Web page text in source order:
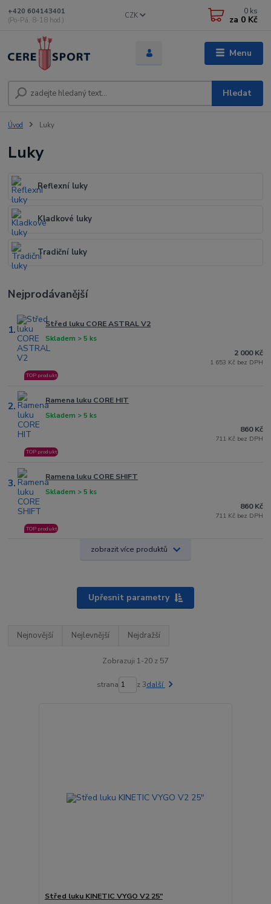
Menu
CZK
Hledat
+420 604143401
(Po-Pá, 8-18 hod.)
0 ks
za 0 Kč
Úvod Luky
Luky
Reflexní luky
Kladkové luky
Tradiční luky
Nejprodávanější
1. Střed luku CORE ASTRAL V2
Skladem > 5 ks
TOP produkt
2 000 Kč
1 653 Kč bez DPH
2. Ramena luku CORE HIT
Skladem > 5 ks
TOP produkt
860 Kč
711 Kč bez DPH
3. Ramena luku CORE SHIFT
Skladem > 5 ks
TOP produkt
860 Kč
711 Kč bez DPH
zobrazit více produktů
Upřesnit parametry
Nejnovější Nejlevnější Nejdražší
Zobrazuji 1-20 z 57
strana z 3další
Střed luku KINETIC VYGO V2 25"